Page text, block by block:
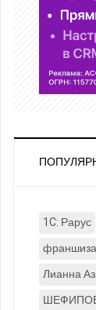
1C: Рарус
Лианна